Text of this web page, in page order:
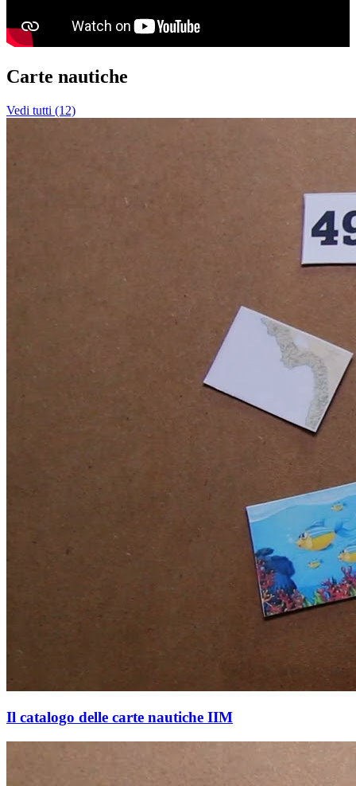
Carte nautiche
Vedi tutti (12)
Il catalogo delle carte nautiche IIM